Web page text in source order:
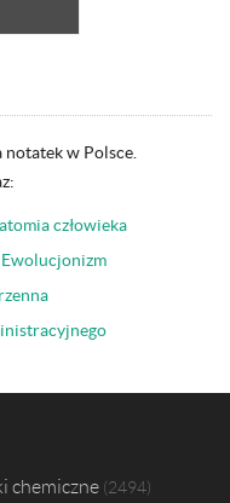
w Polsce.
człowieka
Ewolucjonizm
chemiczne 2494